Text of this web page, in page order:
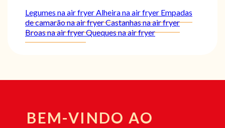
Legumes na air fryerAlheira na air fryer Empadas
de camarão na air fryerCastanhas na air fryer
Broas na air fryerQueques na air fryer
BEM-VINDO AO